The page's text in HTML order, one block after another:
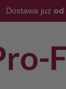
Dostawa już od